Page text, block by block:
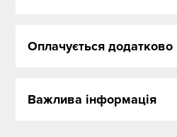
Оплачується додатково
Важлива інформація